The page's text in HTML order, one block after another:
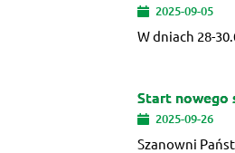
2025-09-05
W dniach 28-
Start nowego
2025-09-26
Szanowni